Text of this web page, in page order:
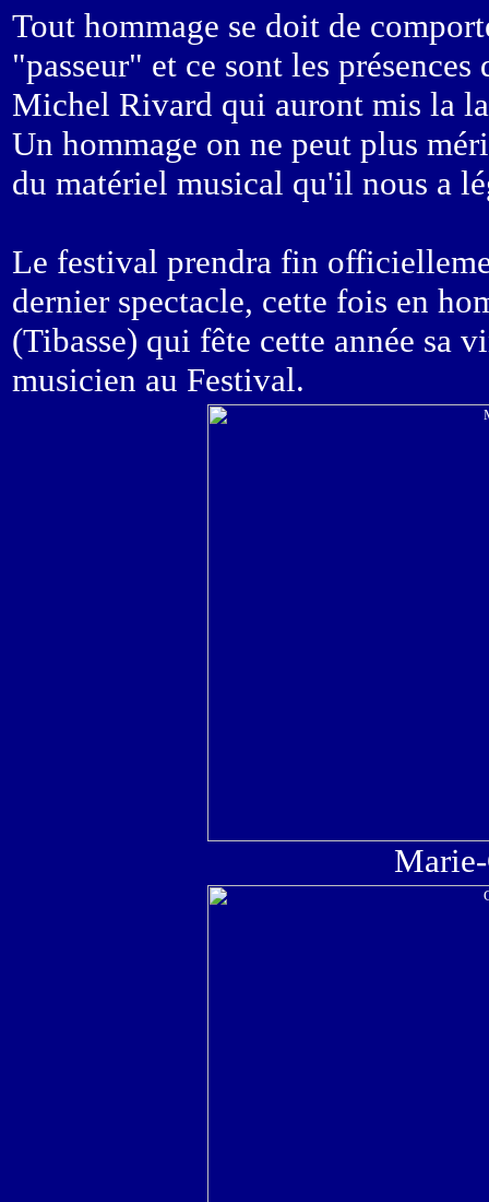
Tout hommage se doit de
"passeur" et ce sont les
Michel Rivard qui auront mis la
Un hommage on ne peut plus
du matériel musical qu'il nous a
Le festival prendra fin
dernier spectacle, cette fois en
(Tibasse) qui fête cette année sa
musicien au Festival.